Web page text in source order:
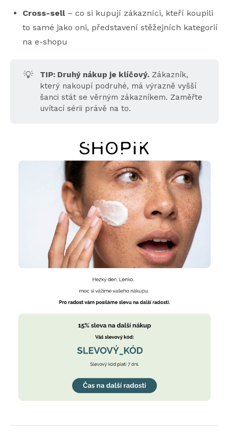
Cross-sell– co si kupují zákazníci, kteří koupili
to samé jako oni, představení stěžejních kategorií
na e-shopu
💡 TIP: Druhý nákup je klíčový. Zákazník,
který nakoupí podruhé, má výrazně vyšší
šanci stát se věrným zákazníkem. Zaměřte
uvítací sérii právě na to.